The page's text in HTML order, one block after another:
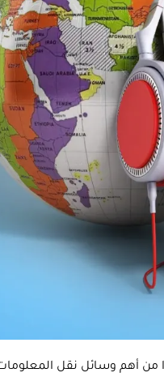
أهم وسائل نقل المعلومات